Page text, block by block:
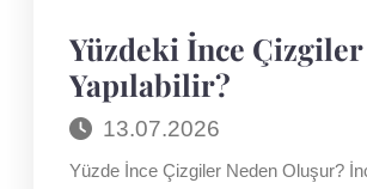
Yüzdeki İnce
Yapılabilir?
13.07.2026
Yüzde İnce Çizgiler Neden Oluşur?